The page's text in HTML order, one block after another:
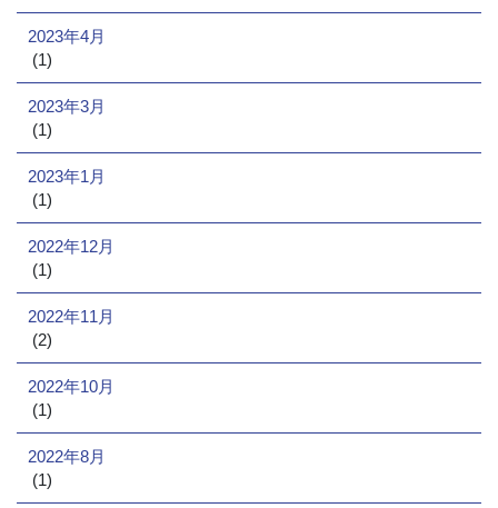
2023年4月
(1)
2023年3月
(1)
2023年1月
(1)
2022年12月
(1)
2022年11月
(2)
2022年10月
(1)
2022年8月
(1)